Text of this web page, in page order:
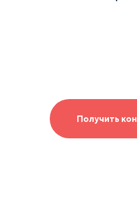
Получить